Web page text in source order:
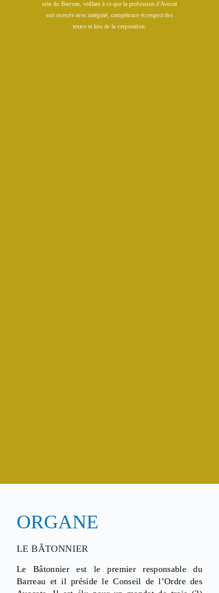
sein du Barreau, veillant à ce que la profession d'Avocat
soit exercée avec intégrité, compétence et respect des
textes et lois de la corporation.
ORGANE
LE BÂTONNIER
Le Bâtonnier est le premier responsable du
Barreau et il préside le Conseil de l’Ordre des